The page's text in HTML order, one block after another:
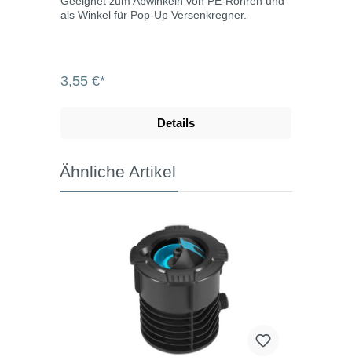
als Winkel für Pop-Up Versenkregner.
3,55 €*
Details
Ähnliche Artikel